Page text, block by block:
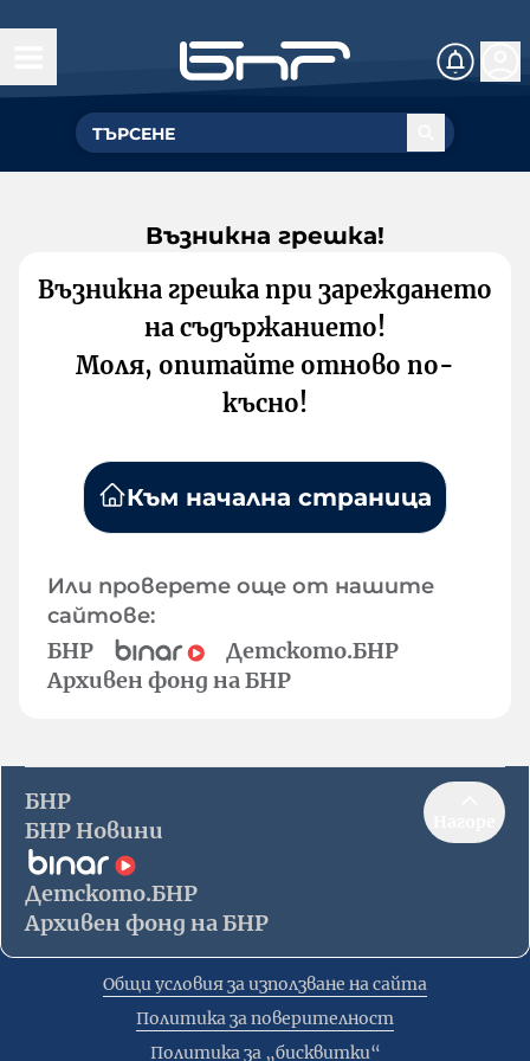
Възникна грешка!
Възникна грешка при зареждането
на съдържанието!
Моля, опитайте отново по-
късно!
Към начална страница
Или проверете още от нашите
сайтове:
БНР
Детското.БНР
Архивен фонд на БНР
БНР
БНР Новини
Детското.БНР
Архивен фонд на БНР
Общи условия за използване на сайта
Политика за поверителност
Политика за „бисквитки“